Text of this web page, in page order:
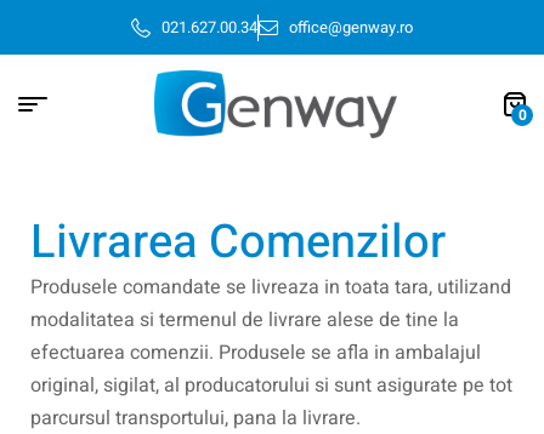
021.627.00.34 office@genway.ro
0
Livrarea Comenzilor
Produsele comandate se livreaza in toata tara, utilizand
modalitatea si termenul de livrare alese de tine la
efectuarea comenzii. Produsele se afla in ambalajul
original, sigilat, al producatorului si sunt asigurate pe tot
parcursul transportului, pana la livrare.